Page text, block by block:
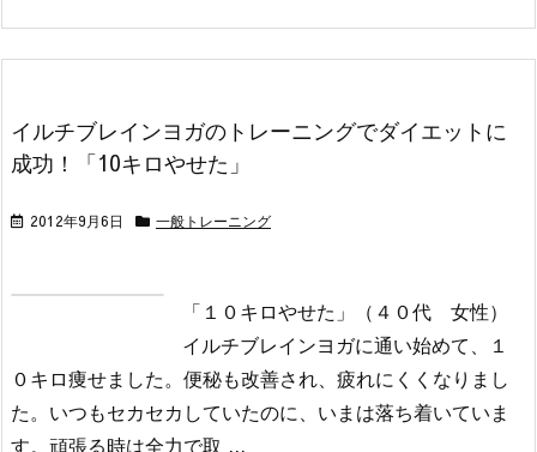
イルチブレインヨガのトレーニングでダイエットに
成功！「10キロやせた」
2012年9月6日 一般トレーニング
「１０キロやせた」（４０代 女性）
イルチブレインヨガに通い始めて、１
０キロ痩せました。 便秘も改善され、疲れにくくなりまし
た。 いつもセカセカしていたのに、いまは落ち着いていま
す。 頑張る時は全力で取 ...